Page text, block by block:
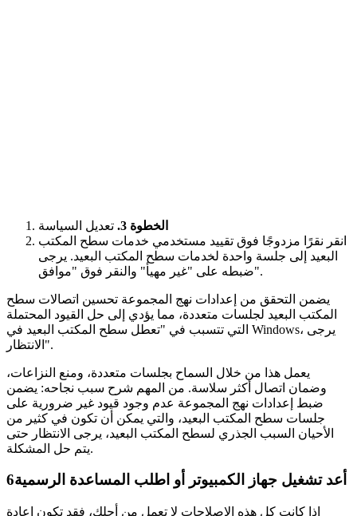
الخطوة 3.
تعديل السياسة
انقر نقرًا مزدوجًا فوق تقييد مستخدمي خدمات سطح المكتب
البعيد إلى جلسة واحدة لخدمات سطح المكتب البعيد. يرجى
ضبطه على "غير مهيأ" والنقر فوق "موافق".
يضمن التحقق من إعدادات نهج المجموعة تحسين اتصالات سطح
المكتب البعيد لجلسات متعددة، مما يؤدي إلى حل القيود المحتملة
التي تتسبب في "تعطل سطح المكتب البعيد في Windows، يرجى
الانتظار".
يعمل هذا من خلال السماح بجلسات متعددة، ومنع النزاعات،
وضمان اتصال أكثر سلاسة. من المهم شرح سبب نجاحه: يضمن
ضبط إعدادات نهج المجموعة عدم وجود قيود غير ضرورية على
جلسات سطح المكتب البعيد، والتي يمكن أن تكون في كثير من
الأحيان السبب الجذري لسطح المكتب البعيد، يرجى الانتظار حتى
يتم حل المشكلة.
6أعد تشغيل جهاز الكمبيوتر أو اطلب المساعدة الرسمية
إذا كانت كل هذه الإصلاحات لا تعمل من أجلك، فقد تكون إعادة